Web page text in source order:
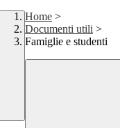
Home >
Documenti utili >
Famiglie e studenti